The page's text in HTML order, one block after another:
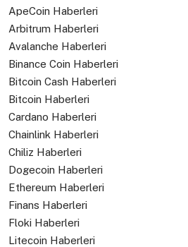
ApeCoin Haberleri
Arbitrum Haberleri
Avalanche Haberleri
Binance Coin Haberleri
Bitcoin Cash Haberleri
Bitcoin Haberleri
Cardano Haberleri
Chainlink Haberleri
Chiliz Haberleri
Dogecoin Haberleri
Ethereum Haberleri
Finans Haberleri
Floki Haberleri
Litecoin Haberleri